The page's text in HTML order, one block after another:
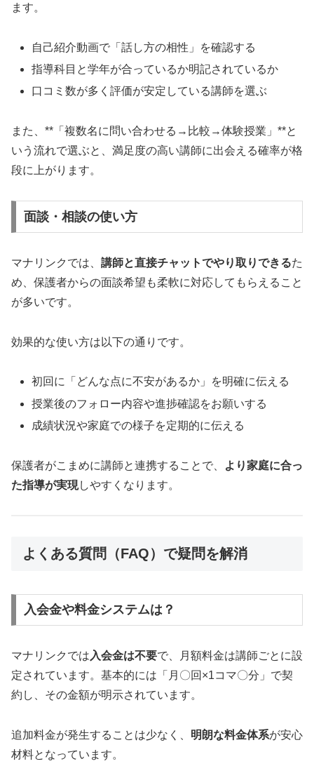
ます。
自己紹介動画で「話し方の相性」を確認する
指導科目と学年が合っているか明記されているか
口コミ数が多く評価が安定している講師を選ぶ
また、**「複数名に問い合わせる→比較→体験授業」**と
いう流れで選ぶと、満足度の高い講師に出会える確率が格
段に上がります。
面談・相談の使い方
マナリンクでは、 講師と直接チャットでやり取りできるた
め、保護者からの面談希望も柔軟に対応してもらえること
が多いです。
効果的な使い方は以下の通りです。
初回に「どんな点に不安があるか」を明確に伝える
授業後のフォロー内容や進捗確認をお願いする
成績状況や家庭での様子を定期的に伝える
保護者がこまめに講師と連携することで、
より家庭に合っ
た指導が実現しやすくなります。
よくある質問（FAQ）で疑問を解消
入会金や料金システムは？
マナリンクでは 入会金は不要で、月額料金は講師ごとに設
定されています。基本的には「月〇回×1コマ〇分」で契
約し、その金額が明示されています。
追加料金が発生することは少なく、 明朗な料金体系が安心
材料となっています。